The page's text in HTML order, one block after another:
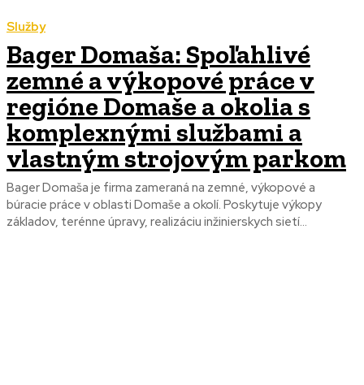
Služby
Bager Domaša: Spoľahlivé
zemné a výkopové práce v
regióne Domaše a okolia s
komplexnými službami a
vlastným strojovým parkom
Bager Domaša je firma zameraná na zemné, výkopové a
búracie práce v oblasti Domaše a okolí. Poskytuje výkopy
základov, terénne úpravy, realizáciu inžinierskych sietí...